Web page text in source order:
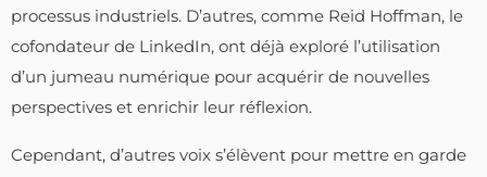
processus industriels. D’autres, comme Reid Hoffman, le
cofondateur de LinkedIn, ont déjà exploré l’utilisation
d’un jumeau numérique pour acquérir de nouvelles
perspectives et enrichir leur réflexion.
Cependant, d’autres voix s’élèvent pour mettre en garde